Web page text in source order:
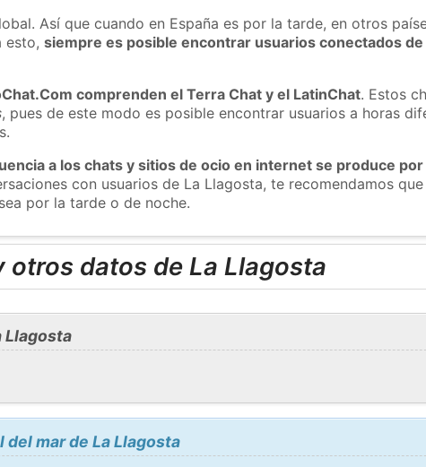
Así que cuando en España es por la tarde, en otros
esto,siempre es posible encontrar usuarios conectados
comprenden el Terra Chat y el LatinChat. Estos
, pues de este modo es posible encontrar usuarios a horas
a los chats y sitios de ocio en internet se produce
con usuarios de La Llagosta, te recomendamos
por la tarde o de noche.
otros datos de La Llagosta
Llagosta
mar de La Llagosta